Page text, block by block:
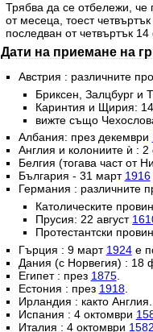
Трябва да се отбележи, че
от месеца, тоест
последван от четвъртък
Дати на приемане на
Австрия : различните
Бриксен, Залцбург и
Каринтия и Щирия:
вижте също
Албания: през декември
Англия и колониите ѝ : 2
Белгия (тогава част от
България - 31 март 1916
Германия : различните
Католическите
Прусия: 22 август
Протестантски
Гърция : 9 март 1924е
Дания (с Норвегия) : 18
Египет : през 1875.
Естония : през 1918.
Ирландия : както Англия.
Испания : 4 октомври
Италия : 4 октомври 1582